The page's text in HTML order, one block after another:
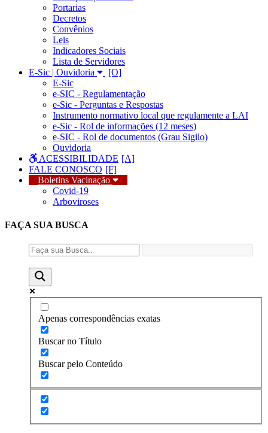
Portarias
Decretos
Convênios
Leis
Indicadores Sociais
Lista de Servidores
E-Sic | Ouvidoria
E-Sic
e-SIC - Regulamentação
e-Sic - Perguntas e Respostas
Instrumento normativo local que regulamente a LAI
e-Sic - Rol de informações (12 meses)
e-SIC - Rol de documentos (Grau Sigilo)
Ouvidoria
ACESSIBILIDADE
FALE CONOSCO
Boletins Vacinação
Covid-19
Arboviroses
FAÇA SUA BUSCA
Apenas correspondências exatas
Buscar no Título
Buscar pelo Conteúdo